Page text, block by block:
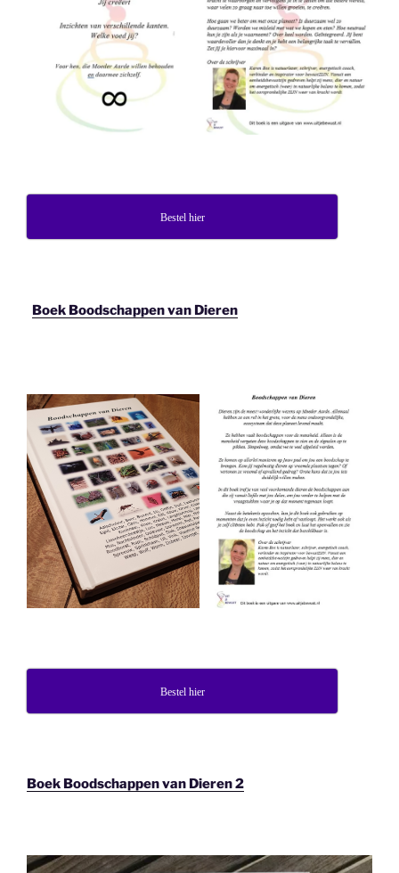
Bestel hier
Boek Boodschappen van Dieren
Bestel hier
Boek Boodschappen van Dieren 2